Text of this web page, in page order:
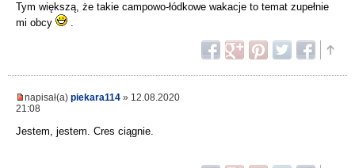
Tym większą, że takie campowo-łódkowe wakacje to temat zupełnie
mi obcy
.
napisał(a) piekara114 » 12.08.2020
21:08
Jestem, jestem. Cres ciągnie.